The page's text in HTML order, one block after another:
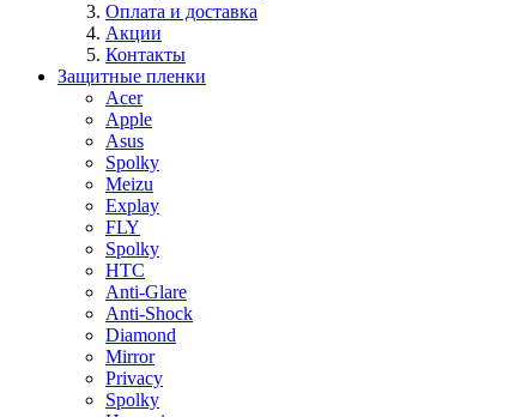
Оплата и доставка
Акции
Контакты
Защитные пленки
Acer
Apple
Asus
Spolky
Meizu
Explay
FLY
Spolky
HTC
Anti-Glare
Anti-Shock
Diamond
Mirror
Privacy
Spolky